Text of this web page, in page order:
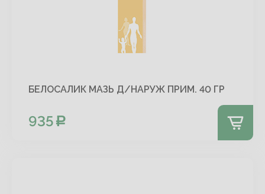
БЕЛОСАЛИК МАЗЬ Д/НАРУЖ ПРИМ. 40 ГР
935